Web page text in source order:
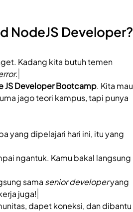
NodeJS Developer?
Kadang kita butuh temen
.
JS Developer Bootcamp. Kita mau
jago teori kampus, tapi punya
yang dipelajari hari ini, itu yang
ngantuk. Kamu bakal langsung
sama senior developer yang
juga!
dapet koneksi, dan dibantu